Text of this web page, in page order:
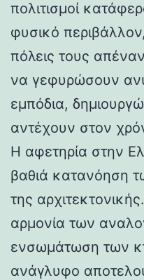
πολιτισμοί
φυσικό
πόλεις τους
να γεφυρώσουν
εμπόδια,
αντέχουν στον
Η αφετηρία στην
βαθιά κατανόηση
της
αρμονία των
ενσωμάτωση των
ανάγλυφο